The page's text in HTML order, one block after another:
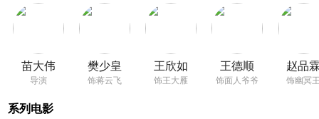
王在船上现身。大家发现，小柔真的是奸细，众
人与幽冥王大战，幽冥王要求王大雁用自己的心
一死去，王大雁被幽冥王打伤，幽冥船也被炸
毁，就在幽冥王得意之际，小柔取了幽冥王的心
脏，在海中漂流的王大雁醒来，故事远没有结
苗大伟
导演
樊少皇
饰蒋云飞
王欣如
饰王大雁
王德顺
饰面人爷爷
赵品
饰幽冥
系列电影